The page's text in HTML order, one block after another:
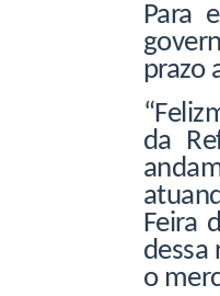
Para
prazo
da
Feira
dessa
o